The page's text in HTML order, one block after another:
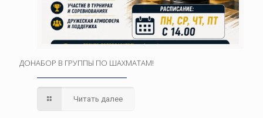
ДОНАБОР В ГРУППЫ ПО ШАХМАТАМ!
Читать далее